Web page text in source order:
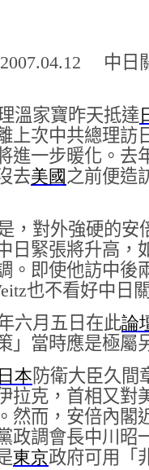
2007.04.12
中日
溫家寶昨天抵達
上次中共總理訪
進一步暖化。去
去美國之前便造
，對外強硬的安
日緊張將升高，
。即使他訪中後
也不看好中日
六月五日在此論
」當時應是極屬
日本 防衛大臣久間
拉克，首相又對
然而，安倍內閣
政調會長中川昭
東京政府可用「